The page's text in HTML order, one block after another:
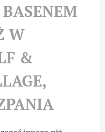
W
&